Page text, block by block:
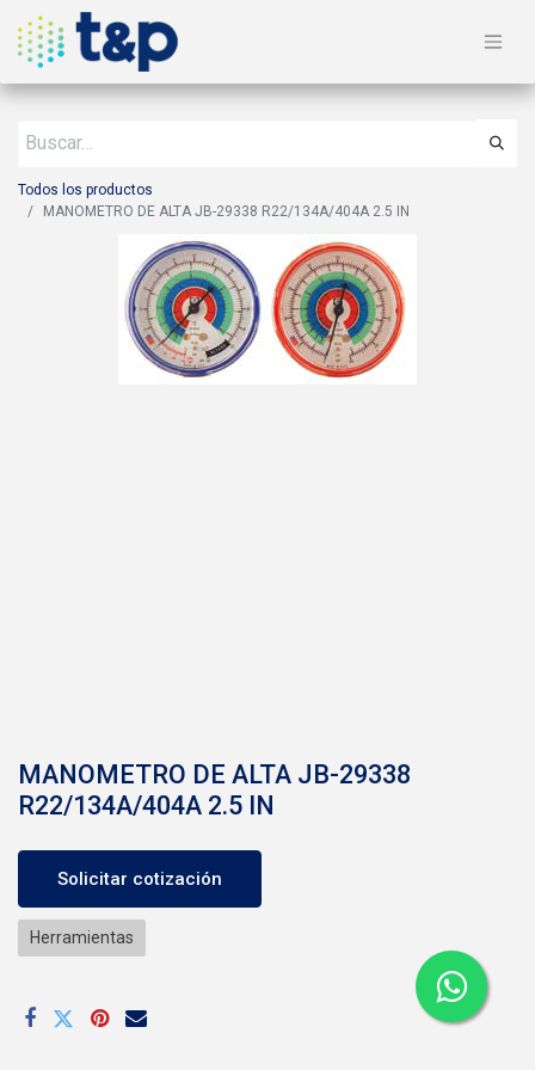
Todos los productos
MANOMETRO DE ALTA JB-29338 R22/134A/404A 2.5 IN
MANOMETRO DE ALTA JB-29338
R22/134A/404A 2.5 IN
Solicitar cotización
Herramientas